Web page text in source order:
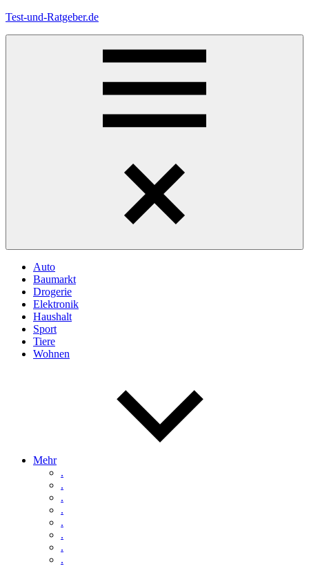
Zum
Test-und-Ratgeber.de
Auto
Baumarkt
Drogerie
Elektronik
Haushalt
Sport
Tiere
Wohnen
Mehr
.
.
.
.
.
.
.
.